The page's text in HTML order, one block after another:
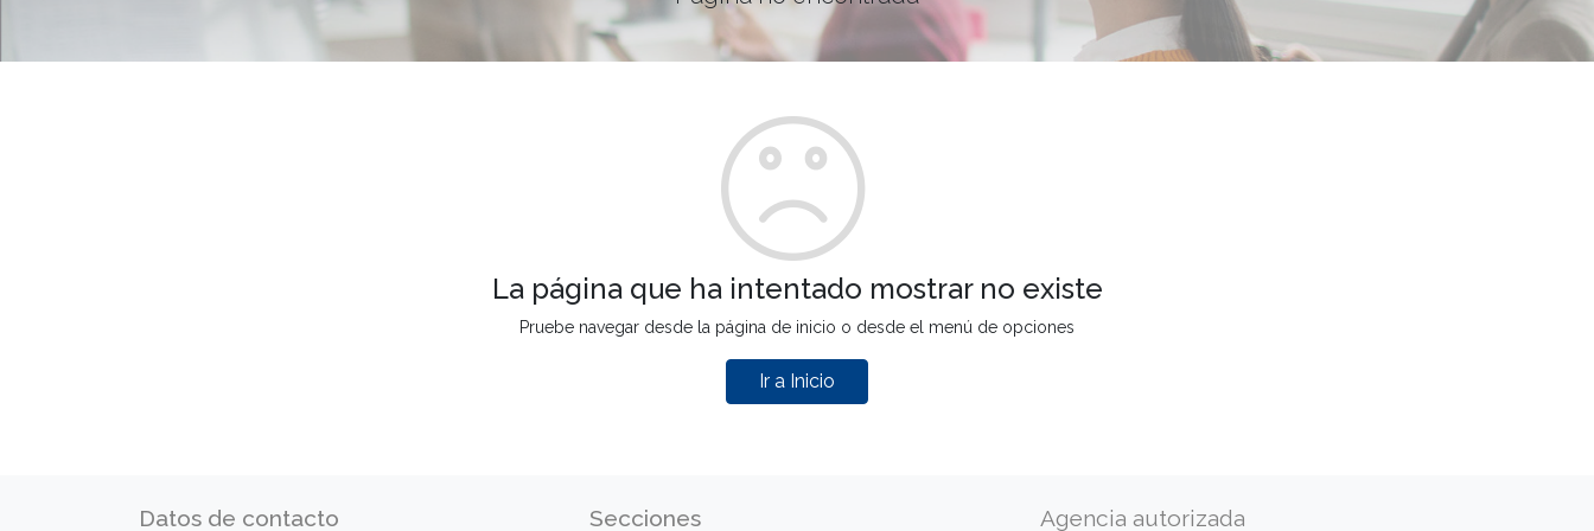
La página que ha intentado mostrar no existe
Pruebe navegar desde la página de inicio o desde el menú de opciones
Ir a Inicio
Datos de contacto Secciones Agencia autorizada